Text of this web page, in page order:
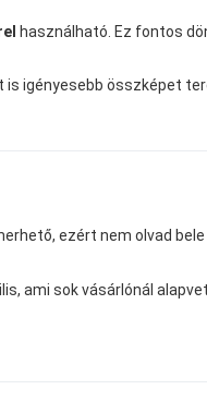
használható. Ez fontos
igényesebb összképet
ezért nem olvad bele
ami sok vásárlónál